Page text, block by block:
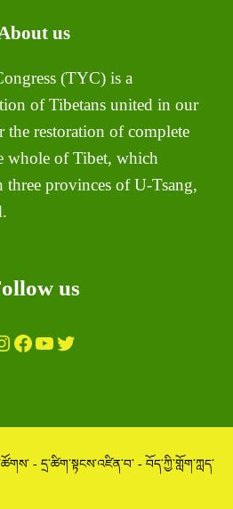
us
(TYC) is a
of Tibetans united in our
restoration of complete
whole of Tibet, which
three provinces of U-Tsang,
us
Facebook YouTube Twitter
- དྲ་ཚིག་སྟངས་འཛིན་བ་ - བོད་ཀྱི་གློག་ཀླད་